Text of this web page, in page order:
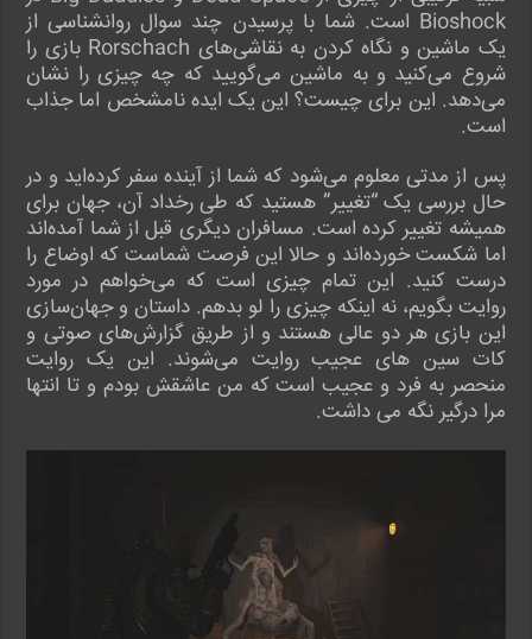
Bioshock است. شما با پرسیدن چند سوال روانشناسی از
یک ماشین و نگاه کردن به نقاشی‌های Rorschach بازی را
شروع می‌کنید و به ماشین می‌گویید که چه چیزی را نشان
می‌دهد. این برای چیست؟ این یک ایده نامشخص اما جذاب
است.
پس از مدتی معلوم می‌شود که شما از آینده سفر کرده‌اید و در
حال بررسی یک “تغییر” هستید که طی رخداد آن، جهان برای
همیشه تغییر کرده است. مسافران دیگری قبل از شما آمده‌اند
اما شکست خورده‌اند و حالا این فرصت شماست که اوضاع را
درست کنید. این تمام چیزی است که می‌خواهم در مورد
روایت بگویم، نه اینکه چیزی را لو بدهم. داستان و جهان‌سازی
این بازی هر دو عالی هستند و از طریق گزارش‌های صوتی و
کات سین های عجیب روایت می‌شوند. این یک روایت
منحصر به فرد و عجیب است که من عاشقش بودم و تا انتها
مرا درگیر نگه می داشت.